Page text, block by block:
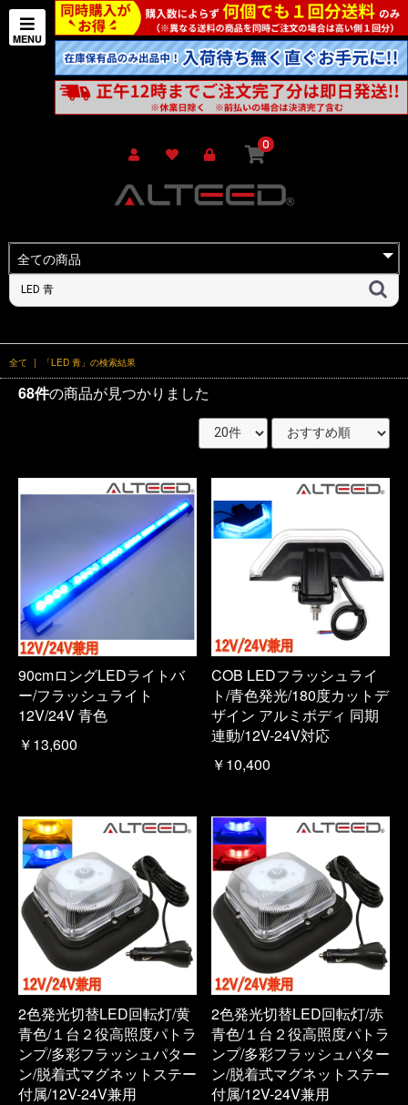
0
全て | 「LED 青」の検索結果
68件の商品が見つかりました
90cmロングLEDライトバ
ー/フラッシュライト
12V/24V 青色
￥13,600
COB LEDフラッシュライ
ト/青色発光/180度カットデ
ザイン アルミボディ 同期
連動/12V-24V対応
￥10,400
2色発光切替LED回転灯/黄
青色/１台２役高照度パトラ
ンプ/多彩フラッシュパター
ン/脱着式マグネットステー
付属/12V-24V兼用
2色発光切替LED回転灯/赤
青色/１台２役高照度パトラ
ンプ/多彩フラッシュパター
ン/脱着式マグネットステー
付属/12V-24V兼用